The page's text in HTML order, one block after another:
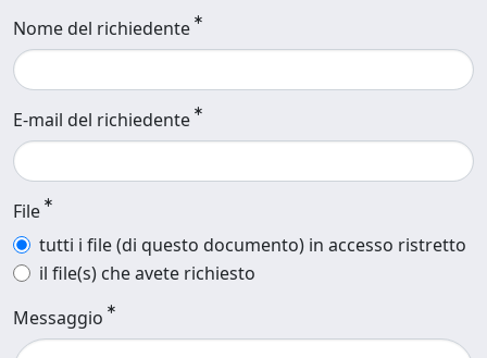
Nome del richiedente
E-mail del richiedente
File
tutti i file (di questo documento) in accesso ristretto
il file(s) che avete richiesto
Messaggio